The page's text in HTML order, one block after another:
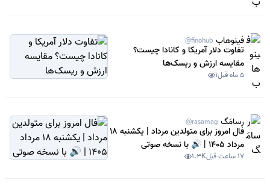
فینوهاب @finohub
تفاوت دلار آمریکا و کانادا چیست؟
مقایسه ارزش و ریسک‌ها
5 ماه قبل 1
رسامَگ @rasamag
فال امروز برای متولدین مرداد | یکشنبه 18
مرداد 1405 | 🔊 با نسخه صوتی
17 ساعت قبل 1.3K